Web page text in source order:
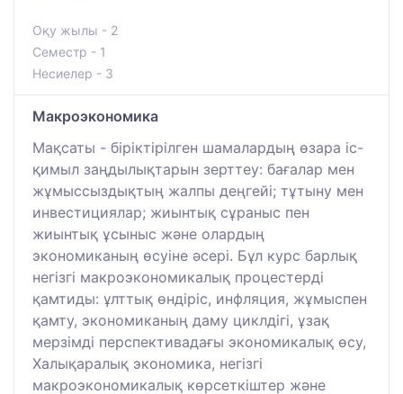
Оқу жылы - 2
Семестр - 1
Несиелер - 3
Макроэкономика
Мақсаты - біріктірілген шамалардың өзара іс-
қимыл заңдылықтарын зерттеу: бағалар мен
жұмыссыздықтың жалпы деңгейі; тұтыну мен
инвестициялар; жиынтық сұраныс пен
жиынтық ұсыныс және олардың
экономиканың өсуіне әсері. Бұл курс барлық
негізгі макроэкономикалық процестерді
қамтиды: ұлттық өндіріс, инфляция, жұмыспен
қамту, экономиканың даму циклдігі, ұзақ
мерзімді перспективадағы экономикалық өсу,
Халықаралық экономика, негізгі
макроэкономикалық көрсеткіштер және